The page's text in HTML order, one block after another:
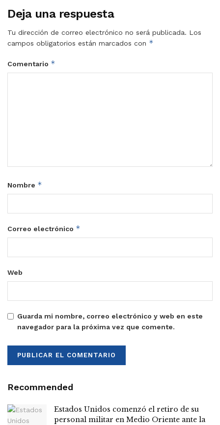
Deja una respuesta
Tu dirección de correo electrónico no será publicada. Los
campos obligatorios están marcados con *
Comentario *
Nombre *
Correo electrónico *
Web
Guarda mi nombre, correo electrónico y web en este
navegador para la próxima vez que comente.
Recommended
Estados Unidos comenzó el retiro de su
personal militar en Medio Oriente ante la